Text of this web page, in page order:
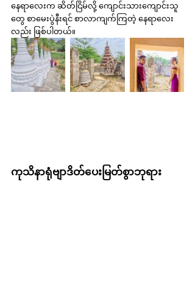
နေရာလေးက ဆိတ်ငြိမ်လို့ ကျောင်းသားကျောင်းသူ
တွေ စာမေးပွဲနီးရင် စာလာကျက်ကြတဲ့ နေရာလေး
လည်း ဖြစ်ပါတယ်။
ကုသိနာရုံဗျာဒိတ်ပေးမြတ်စွာဘုရား